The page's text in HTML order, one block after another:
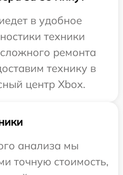
в удобное
техники
ремонта
технику в
центр Xbox.
анализа мы
точную стоимость,